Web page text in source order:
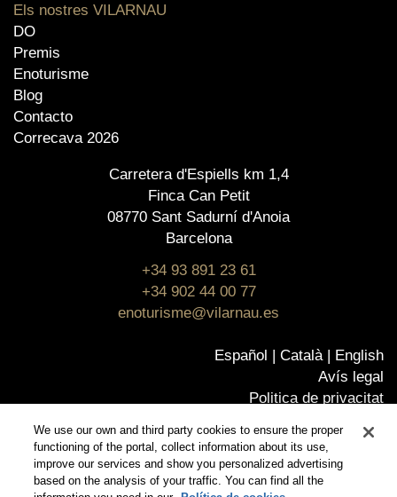
Els nostres VILARNAU
DO
Premis
Enoturisme
Blog
Contacto
Correcava 2026
Carretera d'Espiells km 1,4
Finca Can Petit
08770 Sant Sadurní d'Anoia
Barcelona
+34 93 891 23 61
+34 902 44 00 77
enoturisme@vilarnau.es
Español Català
English
Avís legal
Politica de privacitat
Política de qualitat
Certificats
Canal Ético
We use our own and third party cookies to ensure the proper
functioning of the portal, collect information about its use,
improve our services and show you personalized advertising
based on the analysis of your traffic. You can find all the